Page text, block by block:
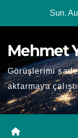
content
Sun.
Mehmet
Görüşlerimi
aktarmaya